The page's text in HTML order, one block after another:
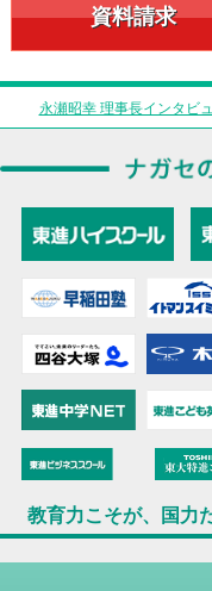
資料請求
永瀬昭幸 理事長インタビ
教育力こそが、国力